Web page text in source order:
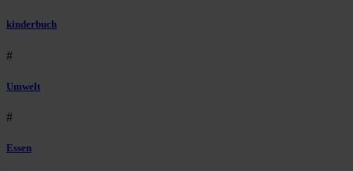
kinderbuch
#
Umwelt
#
Essen